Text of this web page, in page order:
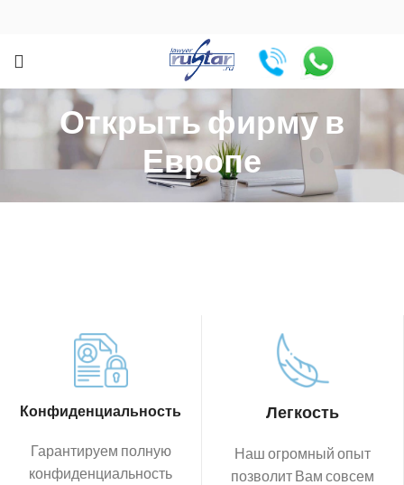
Открыть фирму в
Европе
Конфиденциальность
Гарантируем полную
конфиденциальность
Легкость
Наш огромный опыт
позволит Вам совсем